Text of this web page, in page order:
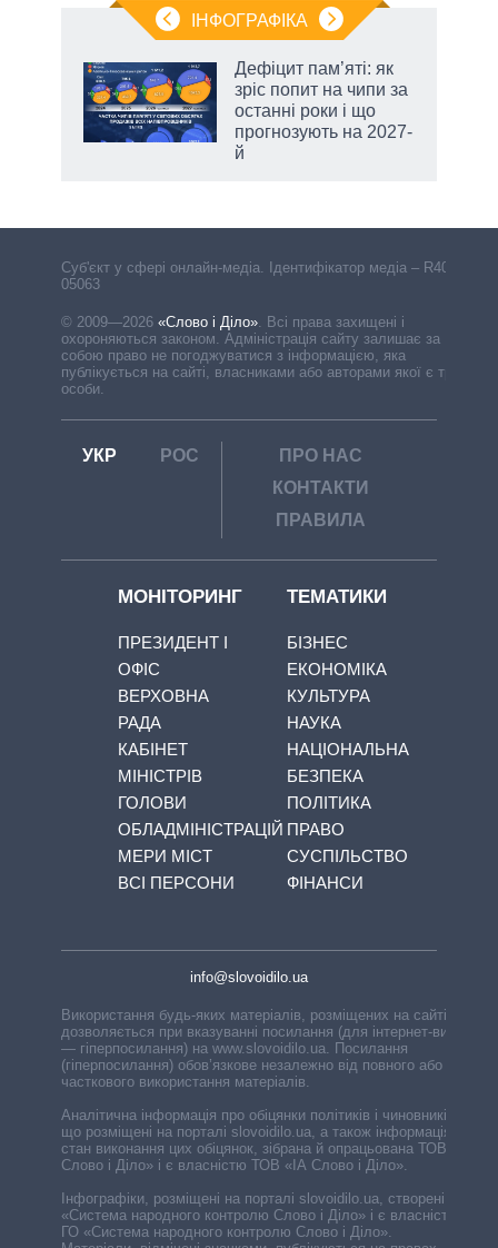
ІНФОГРАФІКА
Дефіцит пам’яті: як
зріс попит на чипи за
останні роки і що
прогнозують на 2027-
й
Cуб'єкт у сфері онлайн-медіа. Ідентифікатор медіа – R40-
05063
© 2009—2026 «Слово і Діло». Всі права захищені і
охороняються законом. Адміністрація сайту залишає за
собою право не погоджуватися з інформацією, яка
публікується на сайті, власниками або авторами якої є треті
особи.
УКР РОС
ПРО НАС
КОНТАКТИ
ПРАВИЛА
МОНІТОРИНГ
ПРЕЗИДЕНТ І
ОФІС
ВЕРХОВНА
РАДА
КАБІНЕТ
МІНІСТРІВ
ГОЛОВИ
ОБЛАДМІНІСТРАЦІЙ
МЕРИ МІСТ
ВСІ ПЕРСОНИ
ТЕМАТИКИ
БІЗНЕС
ЕКОНОМІКА
КУЛЬТУРА
НАУКА
НАЦІОНАЛЬНА
БЕЗПЕКА
ПОЛІТИКА
ПРАВО
СУСПІЛЬСТВО
ФІНАНСИ
info@slovoidilo.ua
Використання будь-яких матеріалів, розміщених на сайті,
дозволяється при вказуванні посилання (для інтернет-видань
— гіперпосилання) на www.slovoidilo.ua. Посилання
(гіперпосилання) обов’язкове незалежно від повного або
часткового використання матеріалів.
Аналітична інформація про обіцянки політиків і чиновників,
що розміщені на порталі slovoidilo.ua, а також інформація про
стан виконання цих обіцянок, зібрана й опрацьована ТОВ «ІА
Слово і Діло» і є власністю ТОВ «ІА Слово і Діло».
Інфографіки, розміщені на порталі slovoidilo.ua, створені ГО
«Система народного контролю Слово і Діло» і є власністю
ГО «Система народного контролю Слово і Діло».